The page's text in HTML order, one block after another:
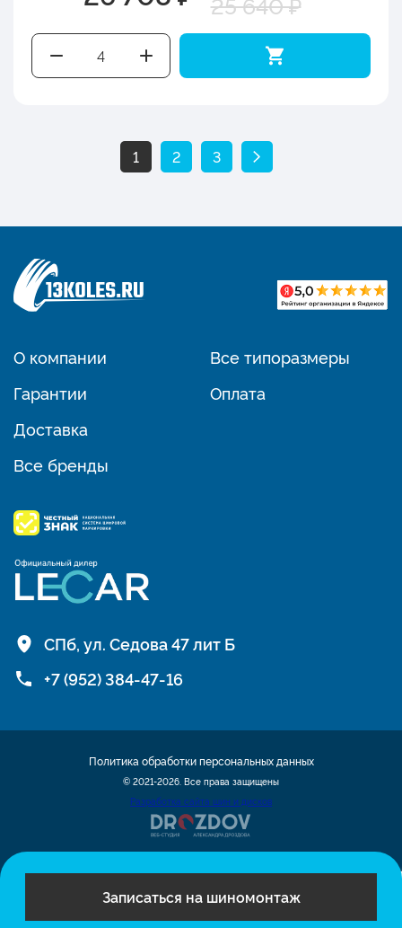
Записаться на шиномонтаж
1 2 3
О компании
Гарантии
Доставка
Все бренды
Все типоразмеры
Оплата
СПб, ул. Седова 47 лит Б
+7 (952) 384-47-16
© 2021-2026. Все права защищены
Разработка сайта шин и дисков
Политика обработки персональных данных